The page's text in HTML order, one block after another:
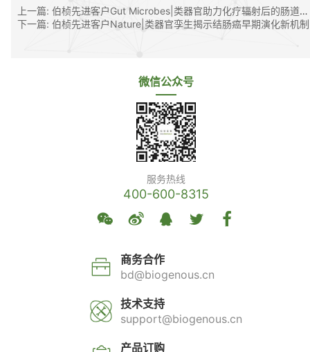
上一篇: 伯桢先进客户Gut Microbes|类器官助力化疗辐射后的肠道损伤修复研究
下一篇: 伯桢先进客户Nature|类器官孪生揭示结肠癌早期演化新机制
微信公众号
服务热线
400-600-8315
商务合作
bd@biogenous.cn
技术支持
support@biogenous.cn
产品订购